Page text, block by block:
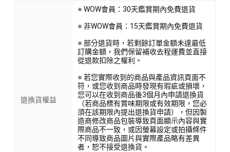
退換貨權益
※ WOW會員：30天鑑賞期內免費退貨
※ 非WOW會員：15天鑑賞期內免費退貨
※ 部分退貨時，若剩餘訂單金額未達最低
訂購金額，我們保留補收去程運費並直接
從退款扣除之權利。
※ 若您實際收到的商品與產品資訊頁面不
符，或您收到商品時發現有瑕疵或損壞，
您可以在收到商品後3個月內申請退換貨
（若商品標有賞味期限或有效期限，您必
須在該期限內提出退換貨申請），但因製
造商修改商品包裝導致頁面顯示內容與實
際商品不一致，或因螢幕設定或拍攝條件
不同導致商品圖片與實際產品略有差異
者，恕不接受退換貨。